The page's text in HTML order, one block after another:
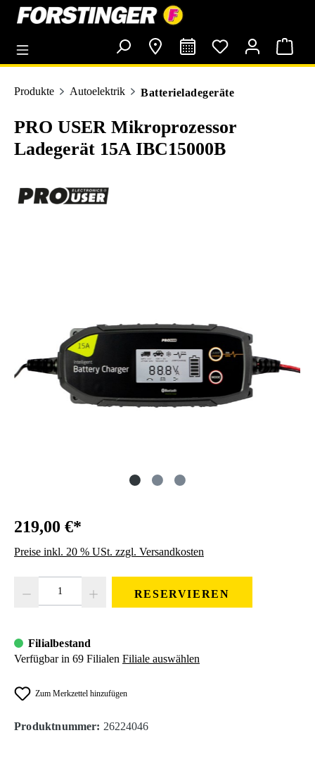
springen
Produkte Autoelektrik Batterieladegeräte
PRO USER Mikroprozessor
Ladegerät 15A IBC15000B
219,00 €*
Preise inkl. 20 % USt. zzgl. Versandkosten
RESERVIEREN
Filialbestand
Verfügbar in 69 Filialen Filiale auswählen
Zum Merkzettel hinzufügen
Produktnummer: 26224046